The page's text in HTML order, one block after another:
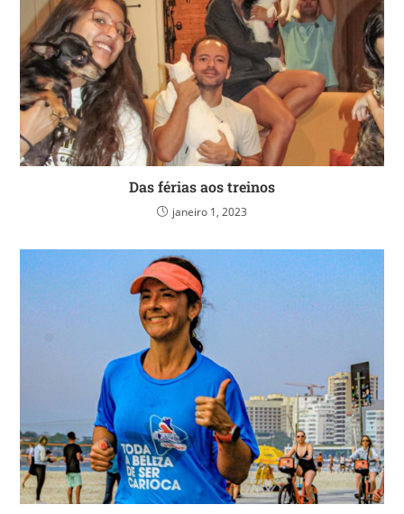
Das férias aos treinos
janeiro 1, 2023